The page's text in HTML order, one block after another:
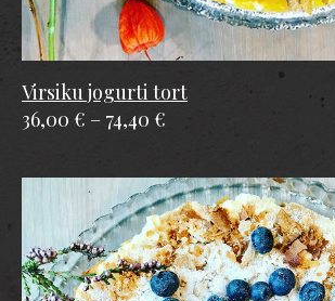
Virsiku jogurti tort
36,00 € – 74,40 €